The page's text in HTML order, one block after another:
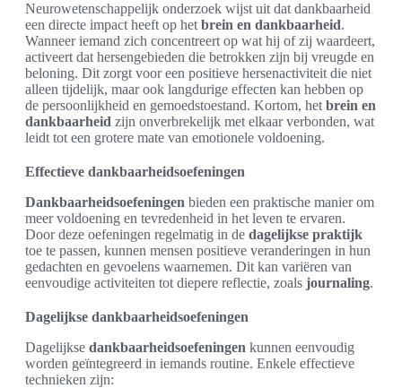
Neurowetenschappelijk onderzoek wijst uit dat dankbaarheid
een directe impact heeft op het brein en dankbaarheid.
Wanneer iemand zich concentreert op wat hij of zij waardeert,
activeert dat hersengebieden die betrokken zijn bij vreugde en
beloning. Dit zorgt voor een positieve hersenactiviteit die niet
alleen tijdelijk, maar ook langdurige effecten kan hebben op
de persoonlijkheid en gemoedstoestand. Kortom, het brein en
dankbaarheid zijn onverbrekelijk met elkaar verbonden, wat
leidt tot een grotere mate van emotionele voldoening.
Effectieve dankbaarheidsoefeningen
Dankbaarheidsoefeningen bieden een praktische manier om
meer voldoening en tevredenheid in het leven te ervaren.
Door deze oefeningen regelmatig in de dagelijkse praktijk
toe te passen, kunnen mensen positieve veranderingen in hun
gedachten en gevoelens waarnemen. Dit kan variëren van
eenvoudige activiteiten tot diepere reflectie, zoals journaling.
Dagelijkse dankbaarheidsoefeningen
Dagelijkse dankbaarheidsoefeningen kunnen eenvoudig
worden geïntegreerd in iemands routine. Enkele effectieve
technieken zijn: